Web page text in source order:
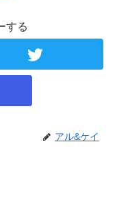
する
アル&ケイ